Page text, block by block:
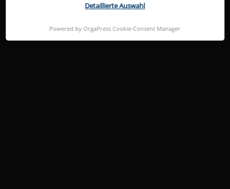
Detaillierte Auswahl
Powered by OrgaPress Cookie-Consent Manager